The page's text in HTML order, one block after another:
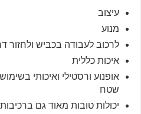
עיצוב
מנוע
לרכוב לעבודה בכביש ולחזור
איכות כללית
אופנוע ורסטילי ואיכותי
שטח
יכולות טובות מאוד גם